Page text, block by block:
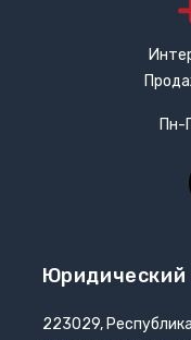
Пн-
Юридический
223029,